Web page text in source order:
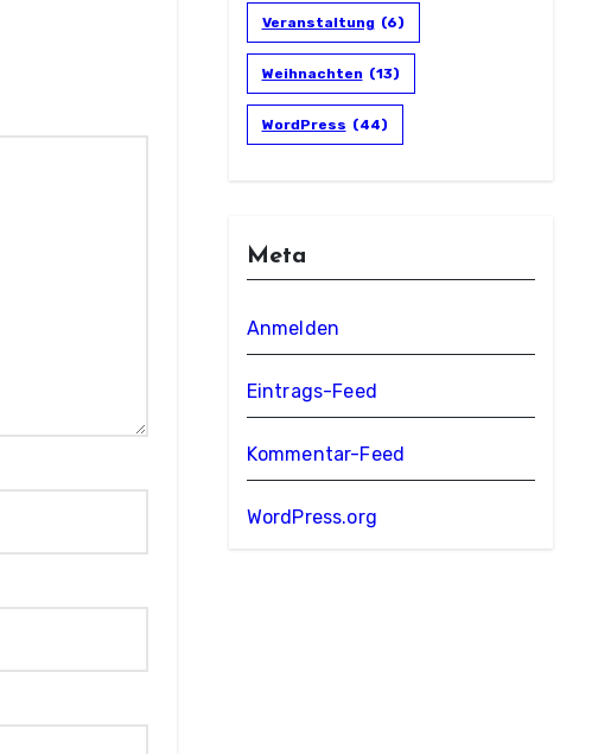
Veranstaltung (6)
Weihnachten (13)
WordPress (44)
Meta
Anmelden
Eintrags-Feed
Kommentar-Feed
WordPress.org